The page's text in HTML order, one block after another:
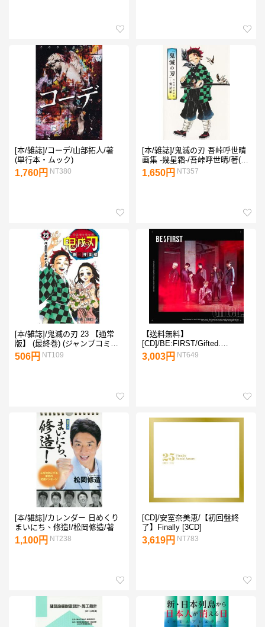
[本/雑誌]/コーデ/山部拓人/著
(単行本・ムック)
1,760円 NT380
[本/雑誌]/鬼滅の刃 吾峠呼世晴
画集 -幾星霜-/吾峠呼世晴/著(単
行本・ムック)
1,650円 NT357
[本/雑誌]/鬼滅の刃 23 【通常
版】 (最終巻) (ジャンプコミッ
クス)/吾峠呼世晴/著(コミック
ス)
506円 NT109
【送料無料】
[CD]/BE:FIRST/Gifted.
[CD+DVD/Type A]
3,003円 NT649
[本/雑誌]/カレンダー 日めくり
まいにち、修造!/松岡修造/著
1,100円 NT238
[CD]/安室奈美恵/【初回盤終
了】Finally [3CD]
3,619円 NT783